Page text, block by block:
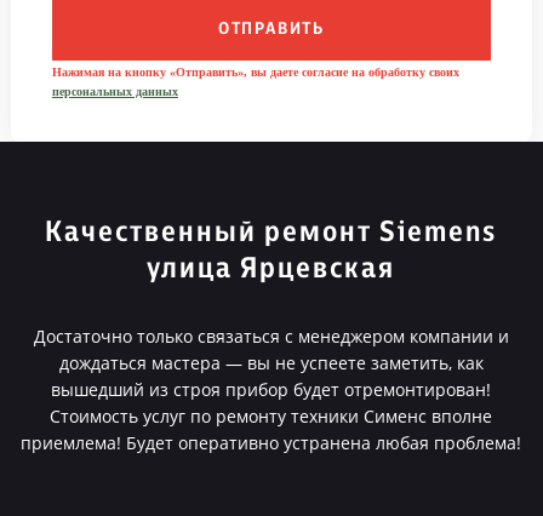
ОТПРАВИТЬ
Нажимая на кнопку «Отправить», вы даете согласие на обработку своих
персональных данных
Качественный ремонт Siemens
улица Ярцевская
Достаточно только связаться с менеджером компании и
дождаться мастера — вы не успеете заметить, как
вышедший из строя прибор будет отремонтирован!
Стоимость услуг по ремонту техники Сименс вполне
приемлема! Будет оперативно устранена любая проблема!